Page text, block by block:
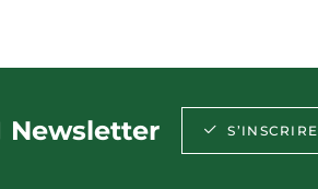
Newsletter S’INSCRIRE